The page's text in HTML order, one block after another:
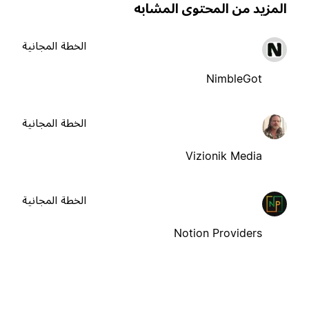
من المحتوى المشابه
NimbleGot
الخطة المجانية
Vizionik Media
الخطة المجانية
Notion Providers
الخطة المجانية